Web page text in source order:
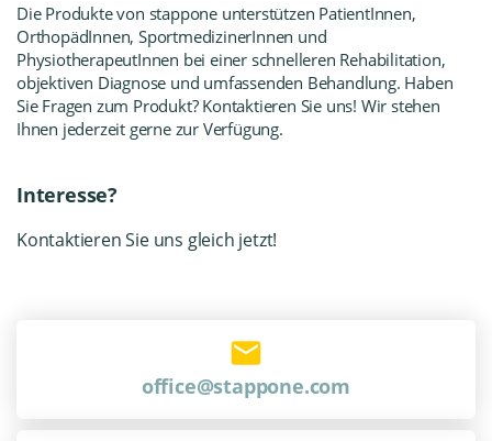
Die Produkte von stappone unterstützen PatientInnen,
OrthopädInnen, SportmedizinerInnen und
PhysiotherapeutInnen bei einer schnelleren Rehabilitation,
objektiven Diagnose und umfassenden Behandlung. Haben
Sie Fragen zum Produkt? Kontaktieren Sie uns! Wir stehen
Ihnen jederzeit gerne zur Verfügung.
Interesse?
Kontaktieren Sie uns gleich jetzt!
office@stappone.com